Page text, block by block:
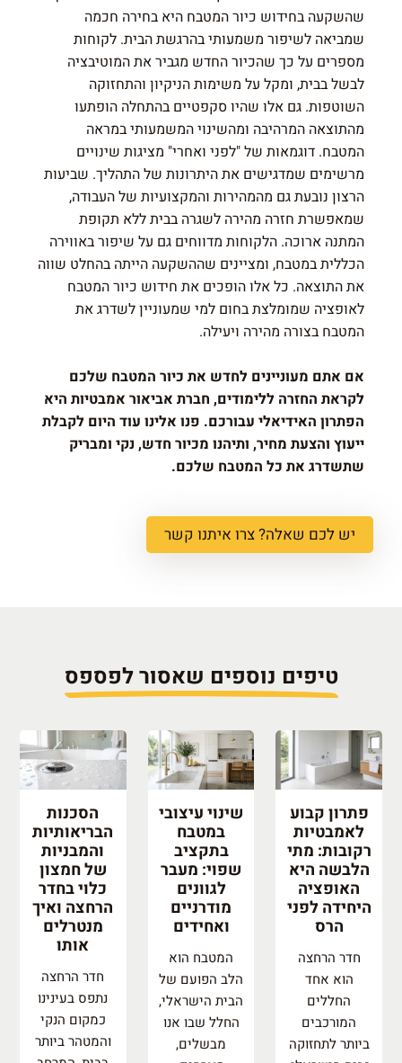
שהשקעה בחידוש כיור המטבח היא בחירה חכמה
שמביאה לשיפור משמעותי בהרגשת הבית. לקוחות
מספרים על כך שהכיור החדש מגביר את המוטיבציה
לבשל בבית, ומקל על משימות הניקיון והתחזוקה
השוטפות. גם אלו שהיו סקפטיים בהתחלה הופתעו
מהתוצאה המרהיבה ומהשינוי המשמעותי במראה
המטבח. דוגמאות של "לפני ואחרי" מציגות שינויים
מרשימים שמדגישים את היתרונות של התהליך. שביעות
הרצון נובעת גם מהמהירות והמקצועיות של העבודה,
שמאפשרת חזרה מהירה לשגרה בבית ללא תקופת
המתנה ארוכה. הלקוחות מדווחים גם על שיפור באווירה
הכללית במטבח, ומציינים שההשקעה הייתה בהחלט שווה
את התוצאה. כל אלו הופכים את חידוש כיור המטבח
לאופציה שמומלצת בחום למי שמעוניין לשדרג את
המטבח בצורה מהירה ויעילה.
אם אתם מעוניינים לחדש את כיור המטבח שלכם
לקראת החזרה ללימודים, חברת אביאור אמבטיות היא
הפתרון האידיאלי עבורכם. פנו אלינו עוד היום לקבלת
ייעוץ והצעת מחיר, ותיהנו מכיור חדש, נקי ומבריק
שתשדרג את כל המטבח שלכם.
יש לכם שאלה? צרו איתנו קשר
טיפים נוספים שאסור לפספס
פתרון קבוע
לאמבטיות
רקובות: מתי
הלבשה היא
האופציה
היחידה לפני
הרס
חדר הרחצה
הוא אחד
החללים
המורכבים
ביותר לתחזוקה
שינוי עיצובי
במטבח
בתקציב
שפוי: מעבר
לגוונים
מודרניים
ואחידים
המטבח הוא
הלב הפועם של
הבית הישראלי,
החלל שבו אנו
מבשלים,
הסכנות
הבריאותיות
והמבניות
של חמצון
כלוי בחדר
הרחצה ואיך
מנטרלים
אותו
חדר הרחצה
נתפס בעינינו
כמקום הנקי
והמטהר ביותר